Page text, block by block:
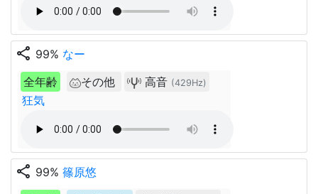
share 99% なー
全年齢
その他 高音 (429Hz)
狂気
share 99% 篠原悠